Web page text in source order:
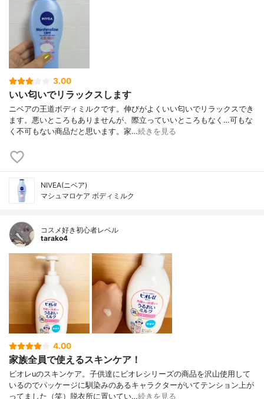
3.00
いい匂いでリラックスします
ニベアの王道ボディミルクです。伸びがよくいい匂いでリラックスでき
ます。悪いところもありませんが、際立っていいところもなく…可もな
く不可もない商品だと思います。家…続きを見る
NIVEA(ニベア)
マシュマロケア ボディミルク
コスメ好き初心者レベル
tarako4
4.00
家族全員で使えるスキンケア！
ビオレuのスキンケア。子供達にビオレシリーズの商品を沢山使用して
いるのでパッケージに馴染みのあるキャラクターがいてテンション上が
ってました（笑）脱衣所に置いてい…続きを見る